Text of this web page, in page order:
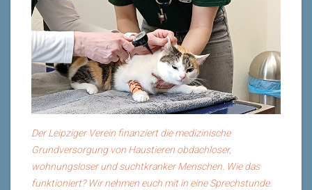
Der Leipziger Verein finanziert die medizinische
Grundversorgung von Haustieren obdachloser,
wohnungsloser und suchtkranker Menschen. Wie das
funktioniert? Wir nehmen euch mit in eine Sprechstunde.